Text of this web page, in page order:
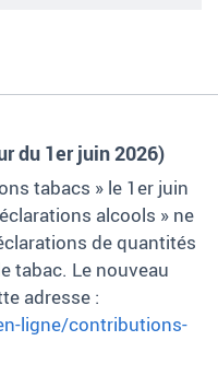
du 1er juin 2026)
tabacs » le 1er juin
alcools » ne
de quantités
tabac. Le nouveau
adresse :
ligne/contributions-